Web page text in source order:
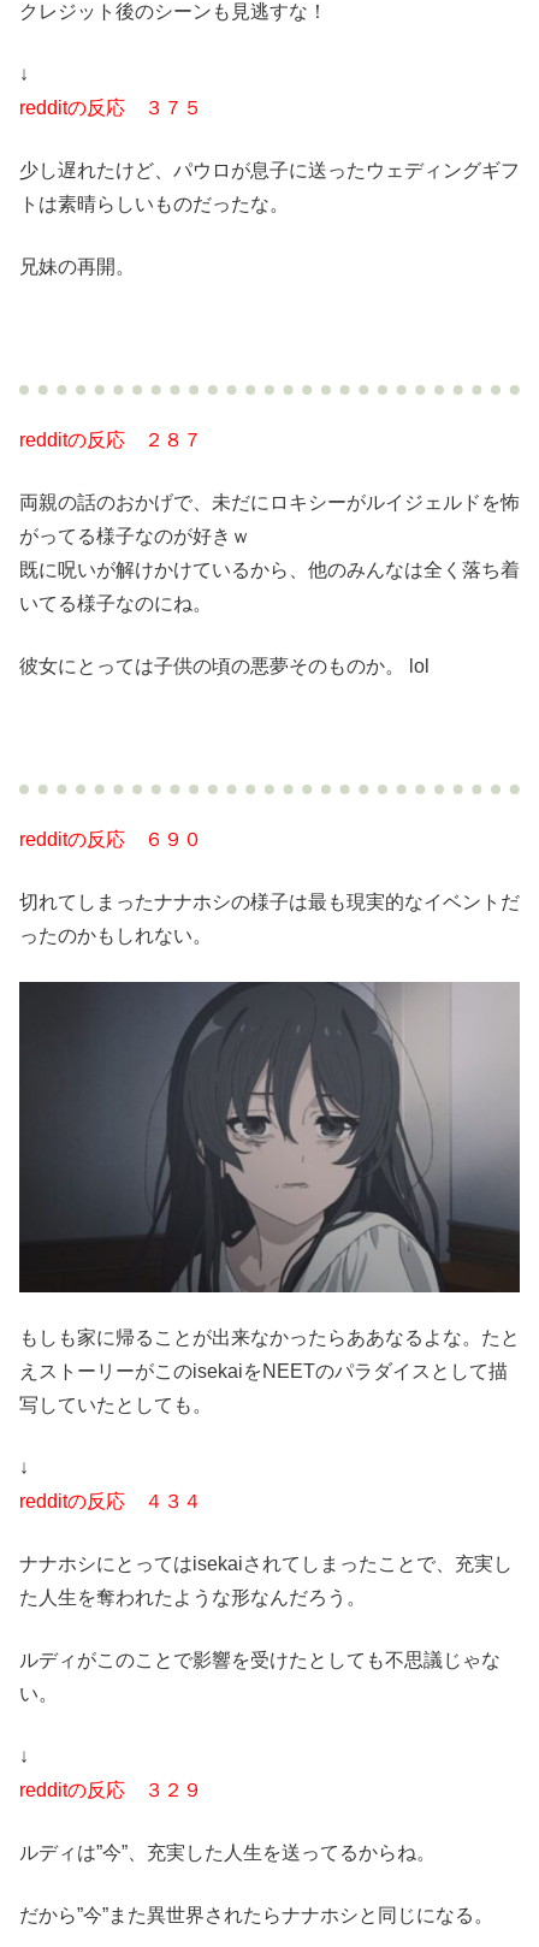
クレジット後のシーンも見逃すな！
↓
redditの反応 ３７５
少し遅れたけど、パウロが息子に送ったウェディングギフ
トは素晴らしいものだったな。
兄妹の再開。
redditの反応 ２８７
両親の話のおかげで、未だにロキシーがルイジェルドを怖
がってる様子なのが好きｗ
既に呪いが解けかけているから、他のみんなは全く落ち着
いてる様子なのにね。
彼女にとっては子供の頃の悪夢そのものか。 lol
redditの反応 ６９０
切れてしまったナナホシの様子は最も現実的なイベントだ
ったのかもしれない。
もしも家に帰ることが出来なかったらああなるよな。たと
えストーリーがこのisekaiをNEETのパラダイスとして描
写していたとしても。
↓
redditの反応 ４３４
ナナホシにとってはisekaiされてしまったことで、充実し
た人生を奪われたような形なんだろう。
ルディがこのことで影響を受けたとしても不思議じゃな
い。
↓
redditの反応 ３２９
ルディは”今”、充実した人生を送ってるからね。
だから”今”また異世界されたらナナホシと同じになる。